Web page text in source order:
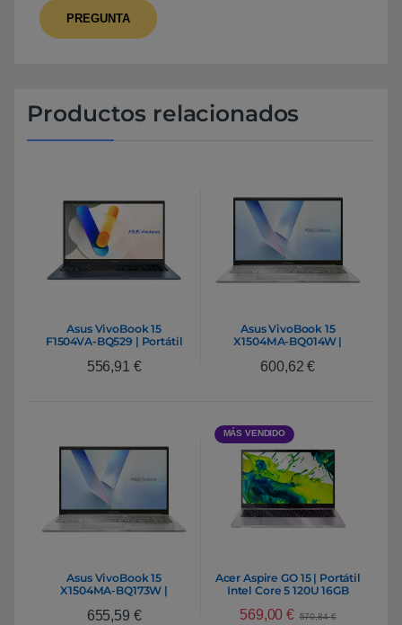
Productos relacionados
Asus VivoBook 15
F1504VA-BQ529 | Portátil
DDR5 512GB NVMe 15.6″
556,91 €
Asus VivoBook 15
X1504MA-BQ014W |
8GB DDR5 512GB NVMe
600,62€
Asus VivoBook 15
X1504MA-BQ173W |
16GB DDR5 512GB NVMe
655,59 €
MÁS VENDIDO
Acer Aspire GO 15 | Portátil
Intel Core 5 120U 16GB
Full HD Windows 11 Home
569,00€ 570,84€